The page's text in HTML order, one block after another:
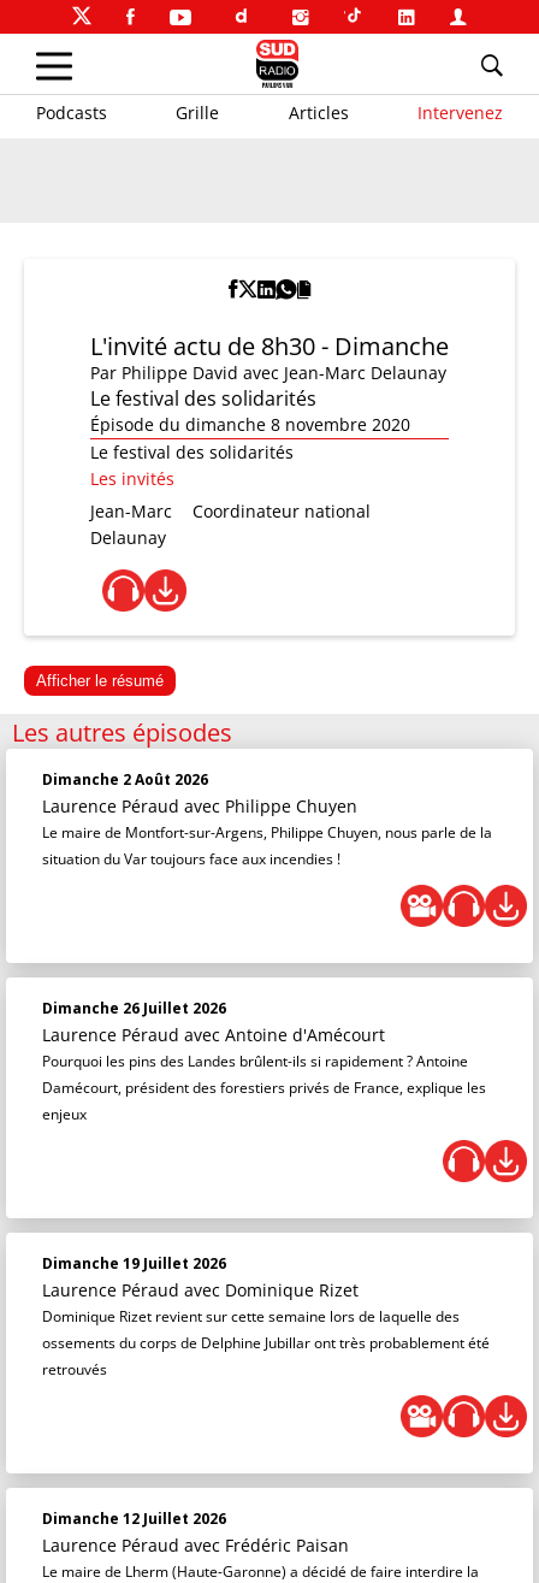
Podcasts Grille Articles Intervenez
L'invité actu de 8h30 - Dimanche
Par Philippe David avec Jean-Marc Delaunay
Le festival des solidarités
Épisode du dimanche 8 novembre 2020
Le festival des solidarités
Les invités
Jean-Marc
Delaunay
Coordinateur national
Afficher le résumé
Les autres épisodes
Dimanche 2 Août 2026
Laurence Péraud avec Philippe Chuyen
Le maire de Montfort-sur-Argens, Philippe Chuyen, nous parle de la
situation du Var toujours face aux incendies !
Dimanche 26 Juillet 2026
Laurence Péraud avec Antoine d'Amécourt
Pourquoi les pins des Landes brûlent-ils si rapidement ? Antoine
Damécourt, président des forestiers privés de France, explique les
enjeux
Dimanche 19 Juillet 2026
Laurence Péraud avec Dominique Rizet
Dominique Rizet revient sur cette semaine lors de laquelle des
ossements du corps de Delphine Jubillar ont très probablement été
retrouvés
Dimanche 12 Juillet 2026
Laurence Péraud avec Frédéric Paisan
Le maire de Lherm (Haute-Garonne) a décidé de faire interdire la